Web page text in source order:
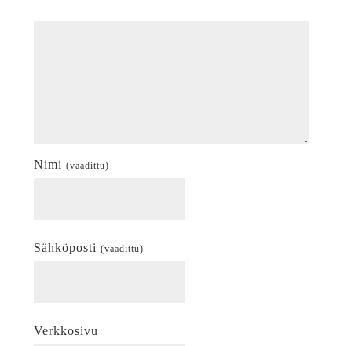
Nimi (vaadittu)
Sähköposti (vaadittu)
Verkkosivu